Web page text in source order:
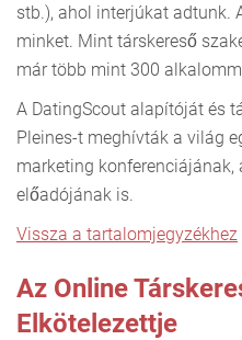
stb.), ahol interjúkat adtunk.
minket. Mint társkereső
már több mint 300
A DatingScout alapítóját és
Pleines-t meghívták a világ
marketing konferenciájának,
előadójának is.
Vissza a tartalomjegyzékhez
Az Online
Elkötelezettje